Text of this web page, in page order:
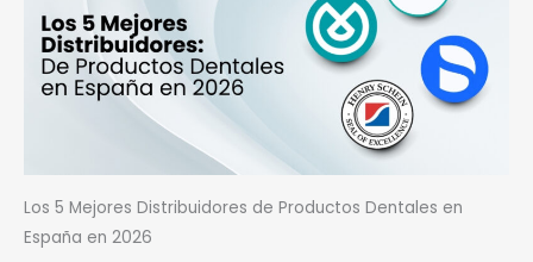
Los 5 Mejores Distribuidores de Productos Dentales en
España en 2026